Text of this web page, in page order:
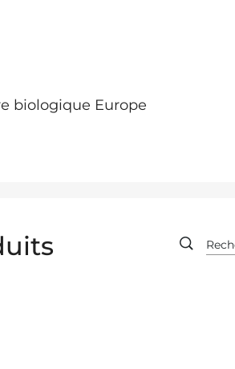
biologique Europe